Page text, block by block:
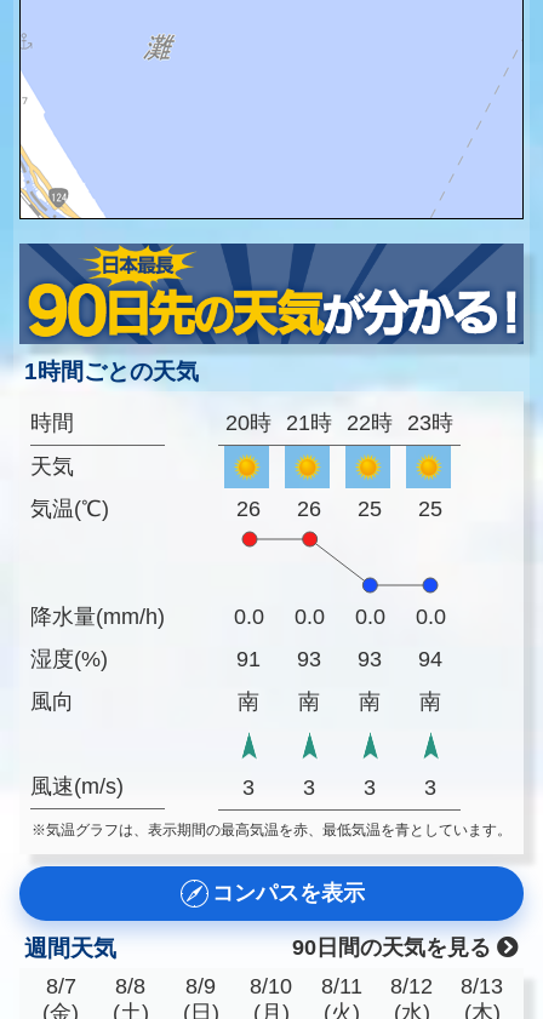
1時間ごとの天気
時間
天気
気温(℃)
降水量(mm/h)
湿度(%)
風向
風速(m/s)
20時 21時 22時 23時
26 26 25 25
0.0 0.0 0.0
0.0
91
93 93
94
南
南 南 南
3 3 3 3
※気温グラフは、表示期間の最高気温を赤、最低気温を青としています。
コンパスを表示
週間天気
90日間の天気を見る
8/7
(金)
8/8
(土)
8/9
(日)
8/10
(月)
8/11
(火)
8/12
(水)
8/13
(木)